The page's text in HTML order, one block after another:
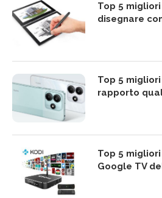
Top 5
disegnare
Top 5
rapporto
Top 5
Google TV